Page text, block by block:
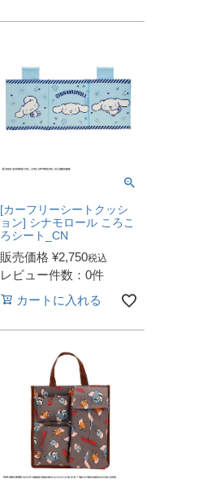
[カーフリーシートクッシ
ョン] シナモロール ころこ
ろシート_CN
販売価格 ¥2,750税込
レビュー件数：0件
カートに入れる